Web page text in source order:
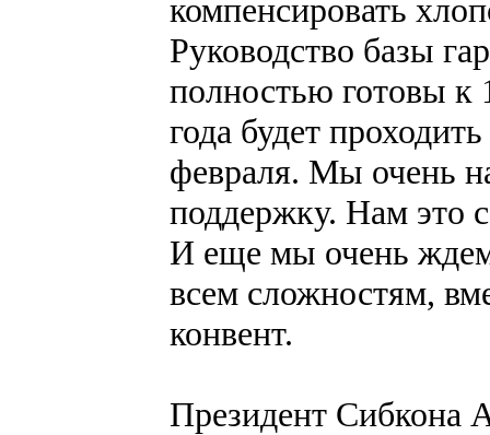
компенсировать
Руководство базы
полностью готовы к
года будет
февраля. Мы очень
поддержку. Нам это
И еще мы очень
всем сложностям,
конвент.
Президент Сибкона